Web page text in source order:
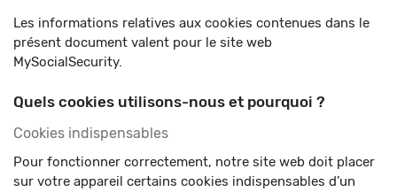
Les informations relatives aux cookies contenues dans le
présent document valent pour le site web
MySocialSecurity.
Quels cookies utilisons-nous et pourquoi ?
Cookies indispensables
Pour fonctionner correctement, notre site web doit placer
sur votre appareil certains cookies indispensables d’un